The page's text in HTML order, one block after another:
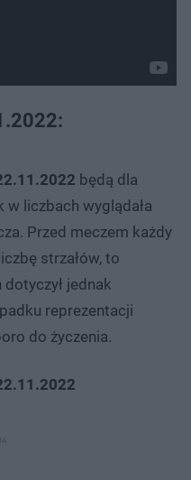
będą dla
liczbach wyglądała
Przed meczem każdy
strzałów, to
jednak
reprezentacji
do życzenia.